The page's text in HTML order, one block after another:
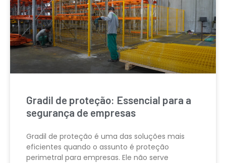
Gradil de proteção: Essencial para a
segurança de empresas
Gradil de proteção é uma das soluções mais
eficientes quando o assunto é proteção
perimetral para empresas. Ele não serve